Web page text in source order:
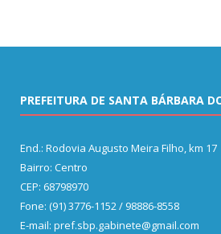
PREFEITURA DE SANTA BÁRBARA
End.: Rodovia Augusto Meira Filho, km 17
Bairro: Centro
CEP: 68798970
Fone: (91) 3776-1152 / 98886-8558
E-mail: pref.sbp.gabinete@gmail.com